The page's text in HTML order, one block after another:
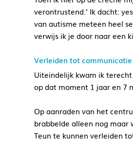
verontrustend.’ Ik dacht:
van autisme meteen heel
verwijs ik je door naar een
Verleiden tot communicatie
Uiteindelijk kwam ik
op dat moment 1 jaar en 7
Op aanraden van het
brabbelde alleen nog maar
Teun te kunnen verleiden